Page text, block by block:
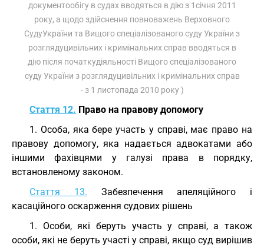
документообігу в судах вводяться в дію з 1січня 2011
року, а щодо здійснення повноважень Верховного
СудуУкраїни та Вищого спеціалізованого суду України з
розглядуцивільних і кримінальних справ вводяться в
дію після початкудіяльності Вищого спеціалізованого
суду України з розглядуцивільних і кримінальних справ
- з 1 листопада 2010 року )
Стаття 12. Право на правову допомогу
1. Особа, яка бере участь у справі, має право на
правову допомогу, яка надається адвокатами або
іншими фахівцями у галузі права в порядку,
встановленому законом.
Стаття 13. Забезпечення апеляційного і
касаційного оскарження судових рішень
1. Особи, які беруть участь у справі, а також
особи, які не беруть участі у справі, якщо суд вирішив